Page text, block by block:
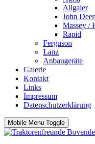
Allgaier
John
Massey /
Rapid
Ferguson
Lanz
Anbaugeräte
Galerie
Kontakt
Links
Impressum
Datenschutzerklärung
Mobile Menu Toggle